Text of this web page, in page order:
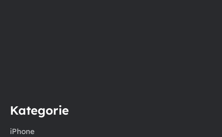
Kategorie
iPhone